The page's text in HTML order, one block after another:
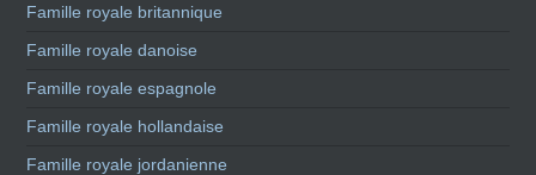
Famille royale britannique
Famille royale danoise
Famille royale espagnole
Famille royale hollandaise
Famille royale jordanienne